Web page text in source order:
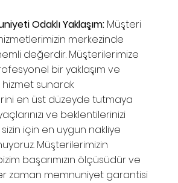
Odaklı Yaklaşım: Müşteri
merkezinde
değerdir. Müşterilerimize
bir yaklaşım ve
hizmet sunarak
en üst düzeyde tutmaya
ve beklentilerinizi
için en uygun nakliye
Müşterilerimizin
başarımızın ölçüsüdür ve
zaman memnuniyet garantisi